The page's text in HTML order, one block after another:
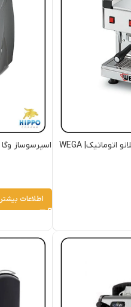
اسپرسوساز وگا تک گروپ مدل میلانو اتوماتیک| WEGA
اطلاعات بیشتر